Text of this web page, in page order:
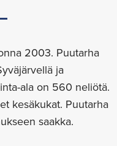
2003. Puutarha
ja
ala on 560 neliötä.
kesäkukat. Puutarha
saakka.